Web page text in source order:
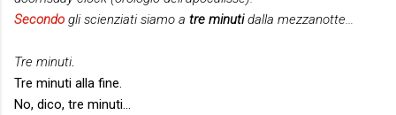
Secondo gli scienziati siamo a tre minutidalla mezzanotte…
Tre minuti.
Tre minuti alla fine.
No, dico, tre minuti…